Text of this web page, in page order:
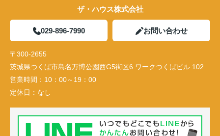
ザ・ハウス株式会社
029-896-7990 お問い合わせ
〒300-2655
茨城県つくば市島名万博公園西G5街区6 ワークつくばビル 102
営業時間： 10：00～19：00
定休日： なし